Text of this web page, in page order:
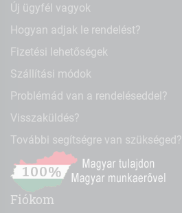
Új ügyfél vagyok
Hogyan adjak le rendelést?
Fizetési lehetőségek
Szállítási módok
Problémád van a rendeléseddel?
Visszaküldés?
További segítségre van szükséged?
Fiókom